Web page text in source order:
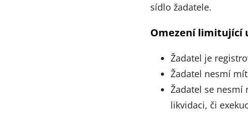
sídlo žadatele.
Omezení limitující
Žadatel je
Žadatel nesmí
Žadatel se nesmí
likvidaci, či